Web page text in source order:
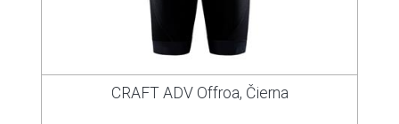
CRAFT ADV Offroa, Čierna